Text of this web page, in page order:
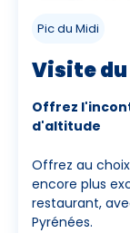
Pic du Midi
Visite du
Offrez
d'altitude
Offrez au
encore plus
restaurant,
Pyrénées.